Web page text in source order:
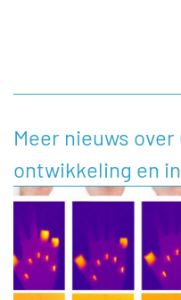
Meer nieuws
ontwikkeling en